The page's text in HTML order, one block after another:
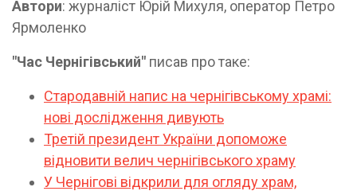
Автори: журналіст Юрій Михуля, оператор Петро
Ярмоленко
"Час Чернігівський" писав про таке:
Стародавній напис на чернігівському храмі:
нові дослідження дивують
Третій президент України допоможе
відновити велич чернігівського храму
У Чернігові відкрили для огляду храм,